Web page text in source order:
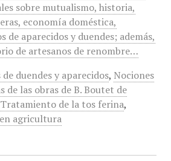
sobre mutualismo, historia,
economía doméstica,
de aparecidos y duendes; además,
de artesanos de renombre…
duendes y aparecidos, Nociones
de las obras de B. Boutet de
Tratamiento de la tos ferina,
agricultura